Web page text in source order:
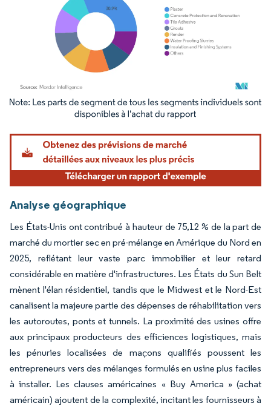
Image © Mordor Intelligence. La réutilisation nécessite une attribution sous CC BY
Analyse géographique
Les États-Unis ont contribué à hauteur de 75,12 % de la part de
marché du mortier sec en pré-mélange en Amérique du Nord en
2025, reflétant leur vaste parc immobilier et leur retard
considérable en matière d'infrastructures. Les États du Sun Belt
mènent l'élan résidentiel, tandis que le Midwest et le Nord-Est
canalisent la majeure partie des dépenses de réhabilitation vers
les autoroutes, ponts et tunnels. La proximité des usines offre
aux principaux producteurs des efficiences logistiques, mais
les pénuries localisées de maçons qualifiés poussent les
entrepreneurs vers des mélanges formulés en usine plus faciles
à installer. Les clauses américaines « Buy America » (achat
américain) ajoutent de la complexité, incitant les fournisseurs à